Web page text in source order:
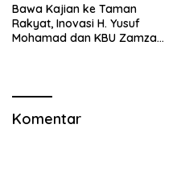
Bawa Kajian ke Taman
Rakyat, Inovasi H. Yusuf
Mohamad dan KBU Zamzam
Komentar